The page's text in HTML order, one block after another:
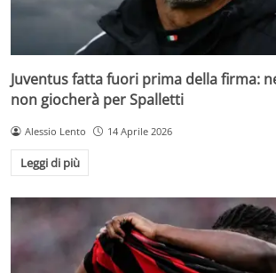
Juventus fatta fuori prima della firma:
non giocherà per Spalletti
Alessio Lento 14 Aprile 2026
Leggi di più